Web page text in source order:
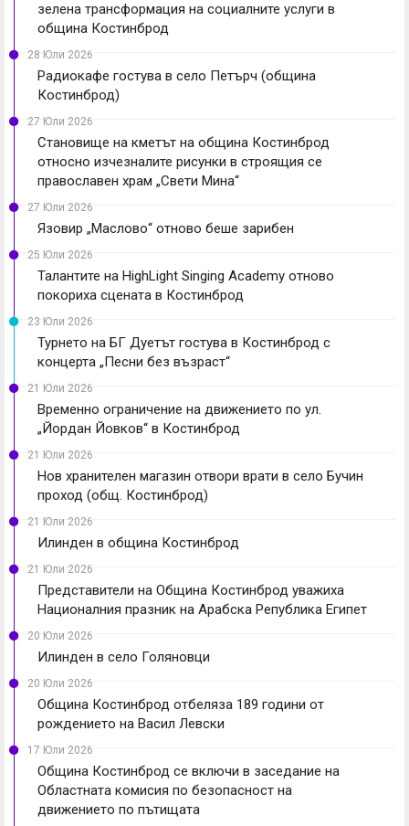
зелена трансформация на социалните услуги в
община Костинброд
28 Юли 2026
Радиокафе гостува в село Петърч (община
Костинброд)
27 Юли 2026
Становище на кметът на община Костинброд
относно изчезналите рисунки в строящия се
православен храм „Свети Мина“
27 Юли 2026
Язовир „Маслово“ отново беше зарибен
25 Юли 2026
Талантите на HighLight Singing Academy отново
покориха сцената в Костинброд
23 Юли 2026
Турнето на БГ Дуетът гостува в Костинброд с
концерта „Песни без възраст“
21 Юли 2026
Временно ограничение на движението по ул.
„Йордан Йовков“ в Костинброд
21 Юли 2026
Нов хранителен магазин отвори врати в село Бучин
проход (общ. Костинброд)
21 Юли 2026
Илинден в община Костинброд
21 Юли 2026
Представители на Община Костинброд уважиха
Националния празник на Арабска Република Египет
20 Юли 2026
Илинден в село Голяновци
20 Юли 2026
Община Костинброд отбеляза 189 години от
рождението на Васил Левски
17 Юли 2026
Община Костинброд се включи в заседание на
Областната комисия по безопасност на
движението по пътищата